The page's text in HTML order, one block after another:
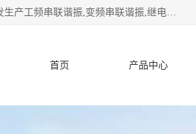
武汉鄂电电力试验设备有限公司专门从事电力电气设备和仪器仪表的设计与制造,主要研发生产工频串联谐振,变频串联谐振,继电保护测试仪,电缆故障测试仪,直流电阻测试仪,接地电阻测试仪等一百多种高品质产品.坚持奉行"质量一,客户至上"的服务宗旨。
首页 产品中心